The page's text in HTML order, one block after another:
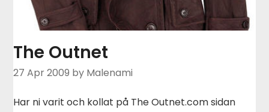
The Outnet
27 Apr 2009 by Malenami
Har ni varit och kollat på The Outnet.com sidan